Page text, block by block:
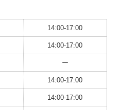
14:00-17:00
14:00-17:00
ー
14:00-17:00
14:00-17:00